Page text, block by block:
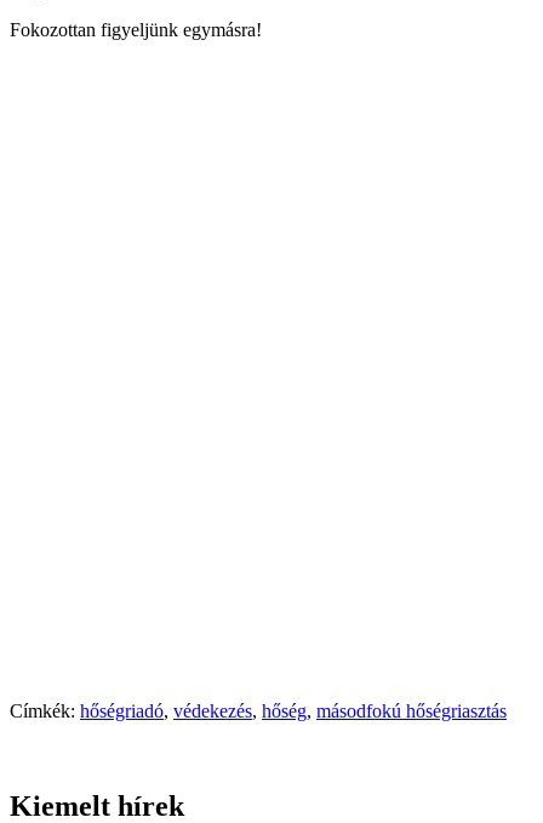
Fokozottan figyeljünk egymásra!
Címkék: hőségriadó, védekezés, hőség, másodfokú hőségriasztás
Kiemelt hírek